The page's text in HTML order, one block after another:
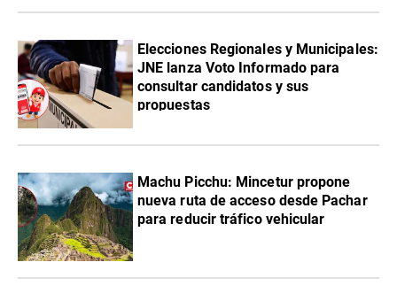
Elecciones Regionales y Municipales:
JNE lanza Voto Informado para
consultar candidatos y sus
propuestas
Machu Picchu: Mincetur propone
nueva ruta de acceso desde Pachar
para reducir tráfico vehicular